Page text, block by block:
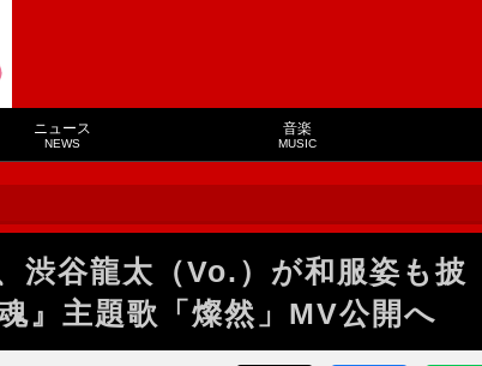
ニュース
NEWS
音楽
MUSIC
渋谷龍太（Vo.）が和服姿も披
』主題歌「燦然」MV公開へ